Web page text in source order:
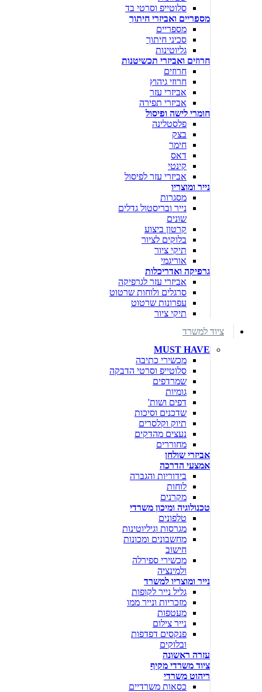
סלוטייפ וסרטי בד
מספריים ואביזרי חיתוך
מספריים
סכיני חיתוך
גליוטינות
חרוזים ואביזרי תכשיטנות
חרוזים
חרוזי גיהוץ
אביזרי עזר
אביזרי תפירה
חומרי לישה ופיסול
פלסטלינה
בצק
חימר
דאס
קינטי
אביזרי עזר לפיסול
נייר ומוצריו
מסגרות
נייר ובריסטול גדלים
שונים
קרטון ביצוע
בלוקים לציור
תיקי ציור
אוריגמי
גרפיקה ואדריכלות
אביזרי עזר לגרפיקה
סרגלים ולוחות שרטוט
עפרונות שרטוט
תיקי ציור
ציוד למשרד
MUST HAVE
מכשירי כתיבה
סלוטייפ וסרטי הדבקה
שמרדפים
גומיות
דפים ושות'
שדכנים וסיכות
תיוק וקלסרים
נעצים מהדקים
מחוררים
אביזרי שולחן
אמצעי הדרכה
בידוריות והגברה
לוחות
מקרנים
טכנולוגיה ומיכון משרדי
טלפונים
מגרסות וגיליוטינות
מחשבונים ומכונות
חישוב
מכשירי ספירלה
ולמינציה
נייר ומוצריו למשרד
גליל נייר לקופות
מזכריות ונייר ממו
מעטפות
נייר צילום
פנקסים דפדפות
ובלוקים
עזרה ראשונה
ציוד משרדי מקיף
ריהוט משרדי
כסאות משרדיים